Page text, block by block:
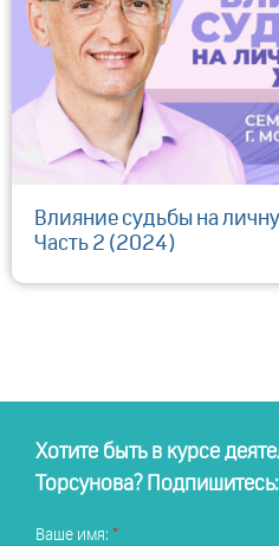
Влияние судьбы на
Часть 2 (2024)
Хотите быть в курсе
Торсунова? Подпишитесь:
Ваше имя: